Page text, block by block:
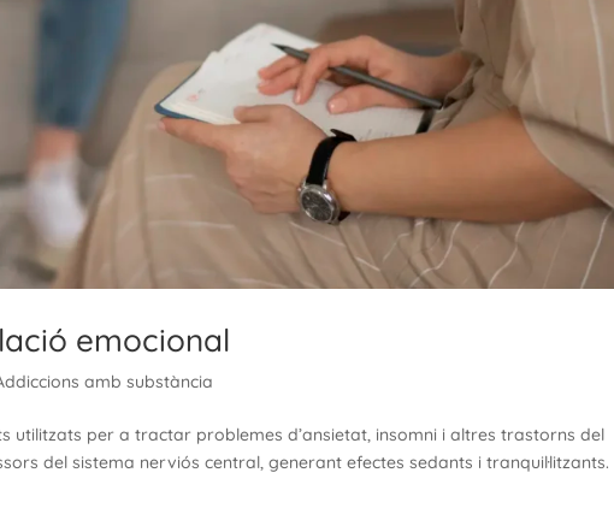
emocional
amb substància
utilitzats per a tractar problemes d’ansietat, insomni i altres trastorns del
del sistema nerviós central, generant efectes sedants i tranquil·litzants.